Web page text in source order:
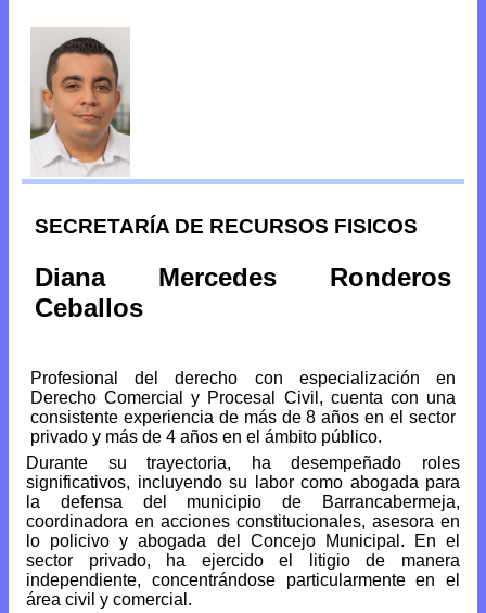
SECRETARÍA DE RECURSOS FISICOS
Diana Mercedes Ronderos
Ceballos
Profesional del derecho con especialización en
Derecho Comercial y Procesal Civil, cuenta con una
consistente experiencia de más de 8 años en el sector
privado y más de 4 años en el ámbito público.
Durante su trayectoria, ha desempeñado roles
significativos, incluyendo su labor como abogada para
la defensa del municipio de Barrancabermeja,
coordinadora en acciones constitucionales, asesora en
lo policivo y abogada del Concejo Municipal. En el
sector privado, ha ejercido el litigio de manera
independiente, concentrándose particularmente en el
área civil y comercial.